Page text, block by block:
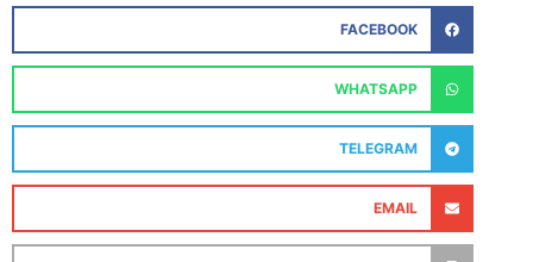
FACEBOOK
WHATSAPP
TELEGRAM